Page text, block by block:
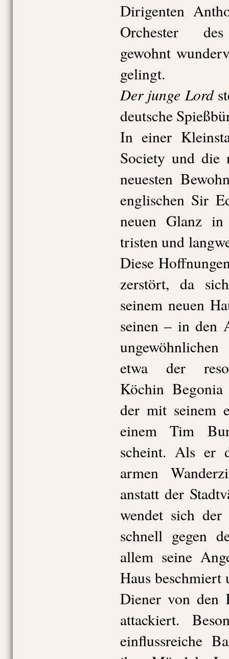
Dirigenten
Orchester des
gewohnt
gelingt.
Der junge Lord
deutsche
In einer
Society und die
neuesten
englischen Sir
neuen Glanz
tristen und
Diese
zerstört, da
seinem neuen
seinen – in den
etwa der
Köchin
der mit seinem
einem Tim
scheint. Als er
armen
anstatt der
wendet sich
schnell gegen
allem seine
Haus beschmiert
Diener von den
attackiert.
einflussreiche